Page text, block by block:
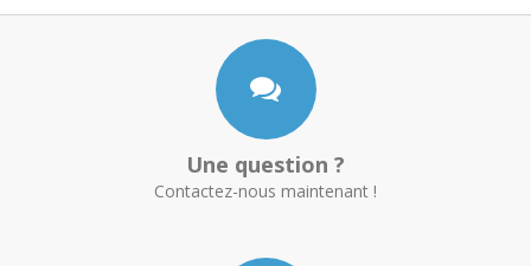
Une question ?
Contactez-nous maintenant !